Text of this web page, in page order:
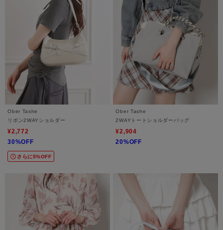
Ober Tashe
リボン2WAYショルダー
¥2,772
30%OFF
さらに5%OFF
Ober Tashe
2WAYトートショルダーバッグ
¥2,904
20%OFF